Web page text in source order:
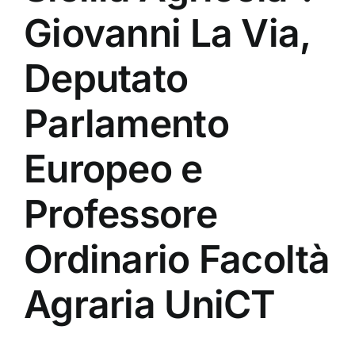
Giovanni La Via,
Deputato
Parlamento
Europeo e
Professore
Ordinario Facoltà
Agraria UniCT